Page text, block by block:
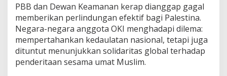
E
s
k
a
l
a
s
PBB dan Dewan Keamanan kerap dianggap gagal
memberikan perlindungan efektif bagi Palestina.
Negara-negara anggota OKI menghadapi dilema:
mempertahankan kedaulatan nasional, tetapi juga
dituntut menunjukkan solidaritas global terhadap
penderitaan sesama umat Muslim.